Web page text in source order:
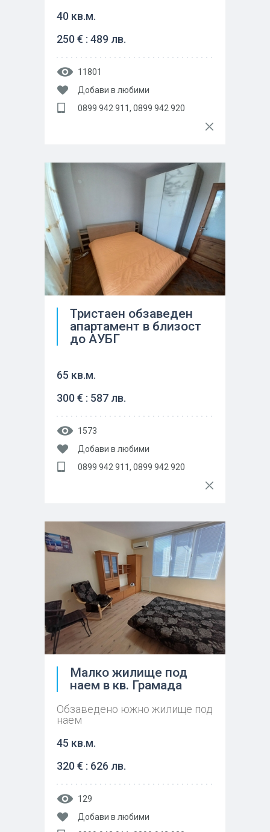
40 кв.м.
250 € : 489 лв.
11801
Добави в любими
0899 942 911, 0899 942 920
Тристаен обзаведен
апартамент в близост
до АУБГ
65 кв.м.
300 € : 587 лв.
1573
Добави в любими
0899 942 911, 0899 942 920
Малко жилище под
наем в кв. Грамада
Обзаведено южно жилище под
наем
45 кв.м.
320 € : 626 лв.
129
Добави в любими